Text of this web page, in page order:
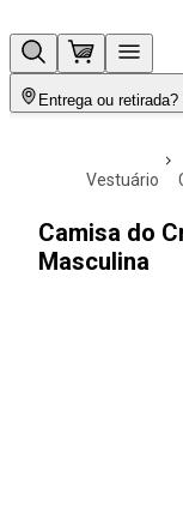
Entrega ou retirada?
vestuário
Camisa do
Masculina